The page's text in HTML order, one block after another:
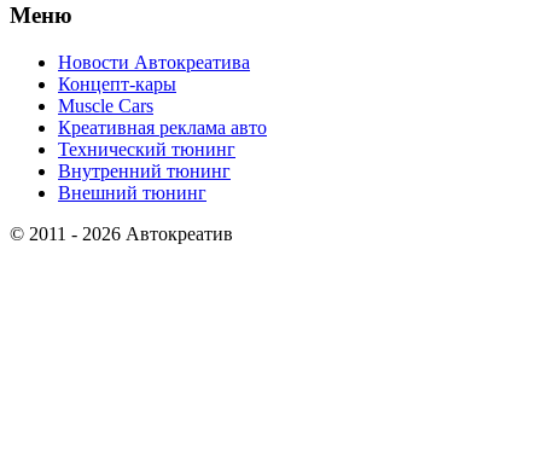
Меню
Новости Автокреатива
Концепт-кары
Muscle Cars
Креативная реклама авто
Технический тюнинг
Внутренний тюнинг
Внешний тюнинг
© 2011 - 2026 Автокреатив